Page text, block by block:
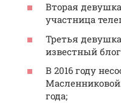
Вторая
участница
Третья
известный
В 2016 году
года;